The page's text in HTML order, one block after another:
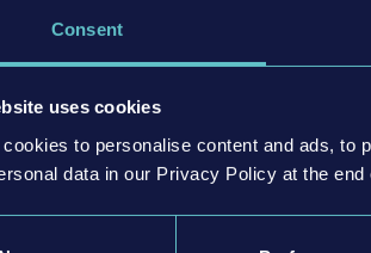
Consent
uses cookies
to personalise content and ads, to
data in our Privacy Policy at the end
tekerlekli kazıcı
hızlı dikilen vinç
956 paletli kazıcı